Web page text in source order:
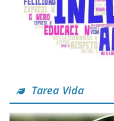
Tarea Vida